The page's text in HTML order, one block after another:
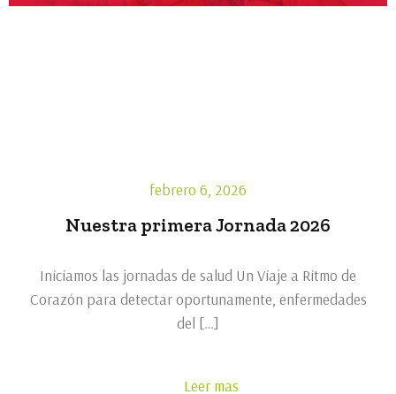
febrero 6, 2026
Nuestra primera Jornada 2026
Iniciamos las jornadas de salud Un Viaje a Ritmo de
Corazón para detectar oportunamente, enfermedades
del […]
Leer mas